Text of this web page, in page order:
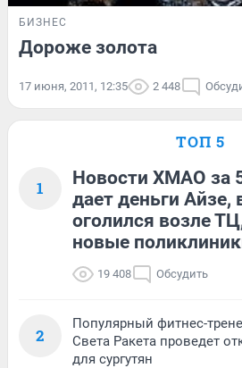
БИЗНЕС
Дороже золота
17 июня, 2011, 12:35 2 448
ТОП 5
1
Новости ХМАО за
дает деньги Айзе,
оголился возле
новые
19 408 Обсудить
2
Популярный фитнес-
Света Ракета проведет
для сургутян